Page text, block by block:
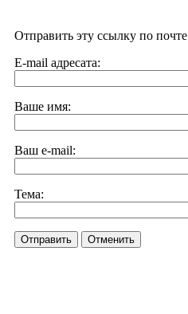
Отправить эту ссылку по почте
E-mail адресата:
Ваше имя:
Ваш e-mail:
Тема:
Отправить Отменить